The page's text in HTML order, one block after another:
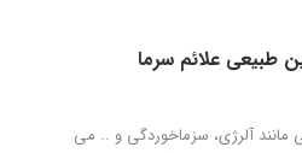
طبیعی علائم سرما
مانند آلرژی، سزماخوردگی و .. می